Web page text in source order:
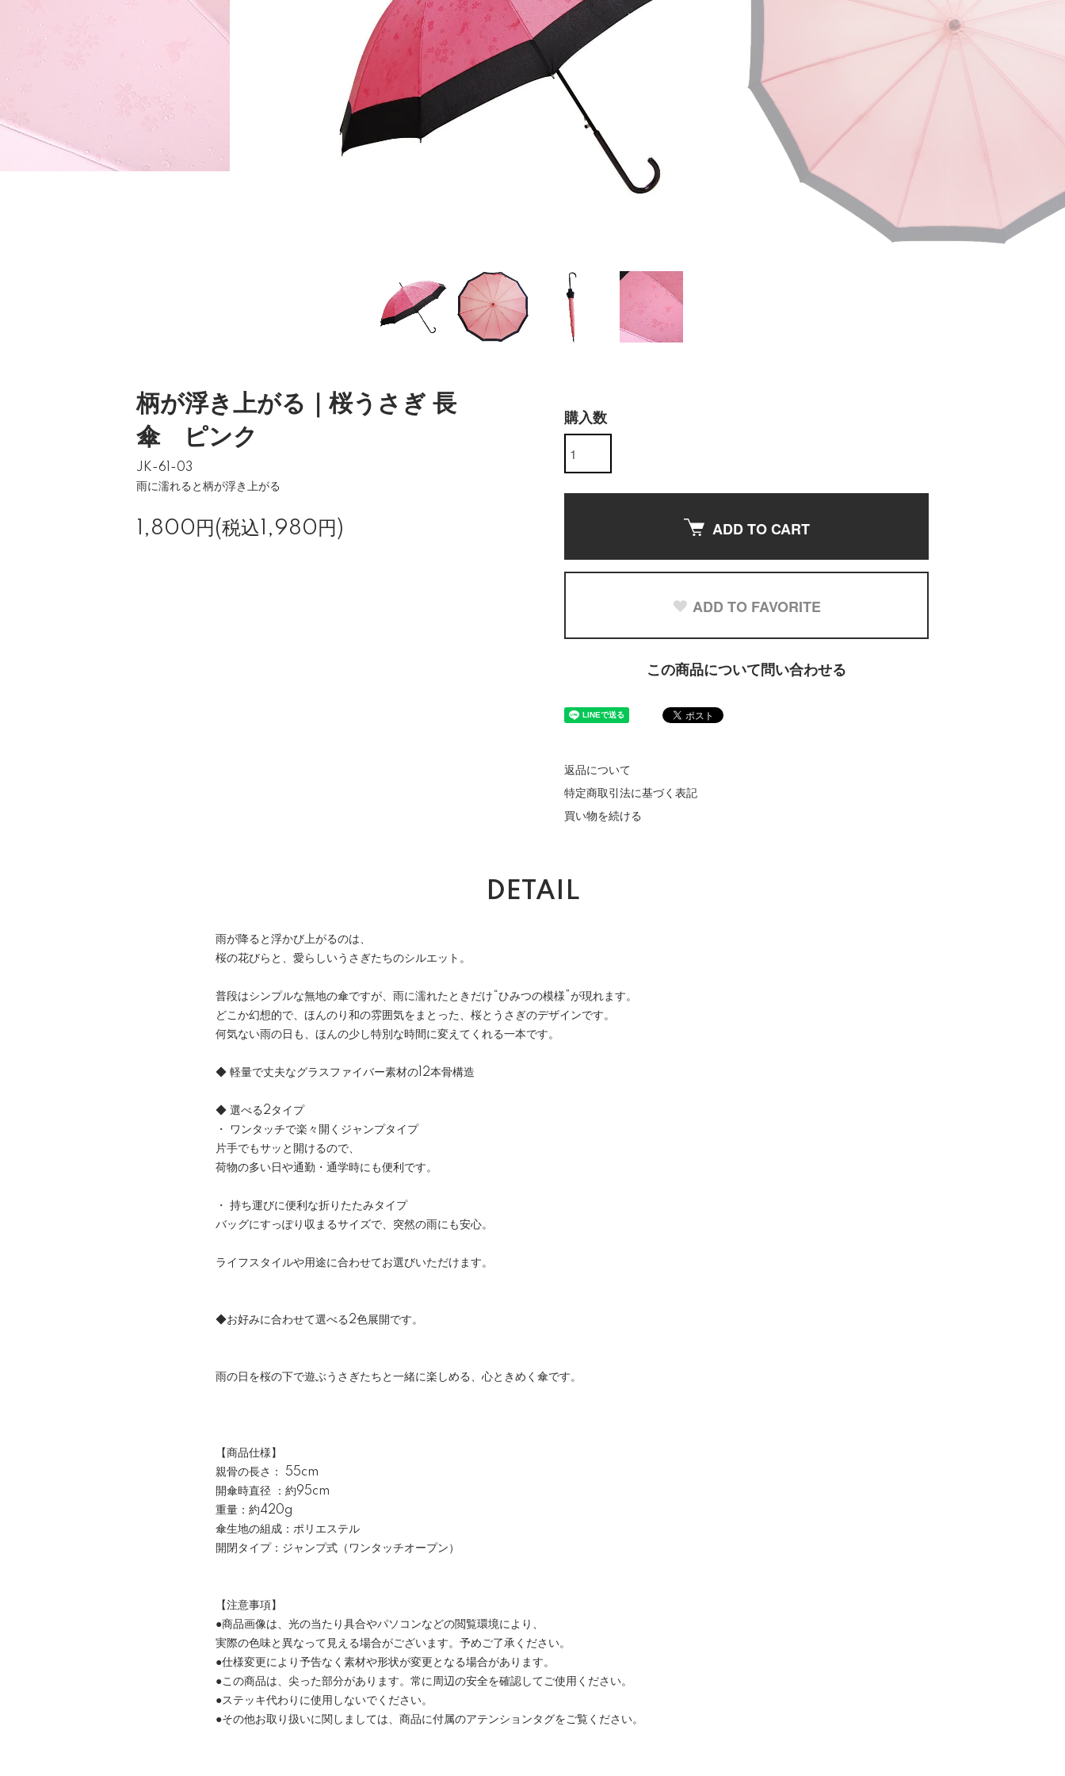
柄が浮き上がる｜桜うさぎ 長
傘 ピンク
JK-61-03
雨に濡れると柄が浮き上がる
1,800円(税込1,980円)
購入数
ADD TO CART
ADD TO FAVORITE
この商品について問い合わせる
返品について
特定商取引法に基づく表記
買い物を続ける
DETAIL
雨が降ると浮かび上がるのは、
桜の花びらと、愛らしいうさぎたちのシルエット。
普段はシンプルな無地の傘ですが、雨に濡れたときだけ“ひみつの模様”が現れます。
どこか幻想的で、ほんのり和の雰囲気をまとった、桜とうさぎのデザインです。
何気ない雨の日も、ほんの少し特別な時間に変えてくれる一本です。
◆ 軽量で丈夫なグラスファイバー素材の12本骨構造
◆ 選べる2タイプ
・ ワンタッチで楽々開くジャンプタイプ
片手でもサッと開けるので、
荷物の多い日や通勤・通学時にも便利です。
・ 持ち運びに便利な折りたたみタイプ
バッグにすっぽり収まるサイズで、突然の雨にも安心。
ライフスタイルや用途に合わせてお選びいただけます。
◆お好みに合わせて選べる2色展開です。
雨の日を桜の下で遊ぶうさぎたちと一緒に楽しめる、心ときめく傘です。
【商品仕様】
親骨の長さ： 55cm
開傘時直径 ：約95cm
重量：約420g
傘生地の組成：ポリエステル
開閉タイプ：ジャンプ式（ワンタッチオープン）
【注意事項】
●商品画像は、光の当たり具合やパソコンなどの閲覧環境により、
実際の色味と異なって見える場合がございます。予めご了承ください。
●仕様変更により予告なく素材や形状が変更となる場合があります。
●この商品は、尖った部分があります。常に周辺の安全を確認してご使用ください。
●ステッキ代わりに使用しないでください。
●その他お取り扱いに関しましては、商品に付属のアテンションタグをご覧ください。